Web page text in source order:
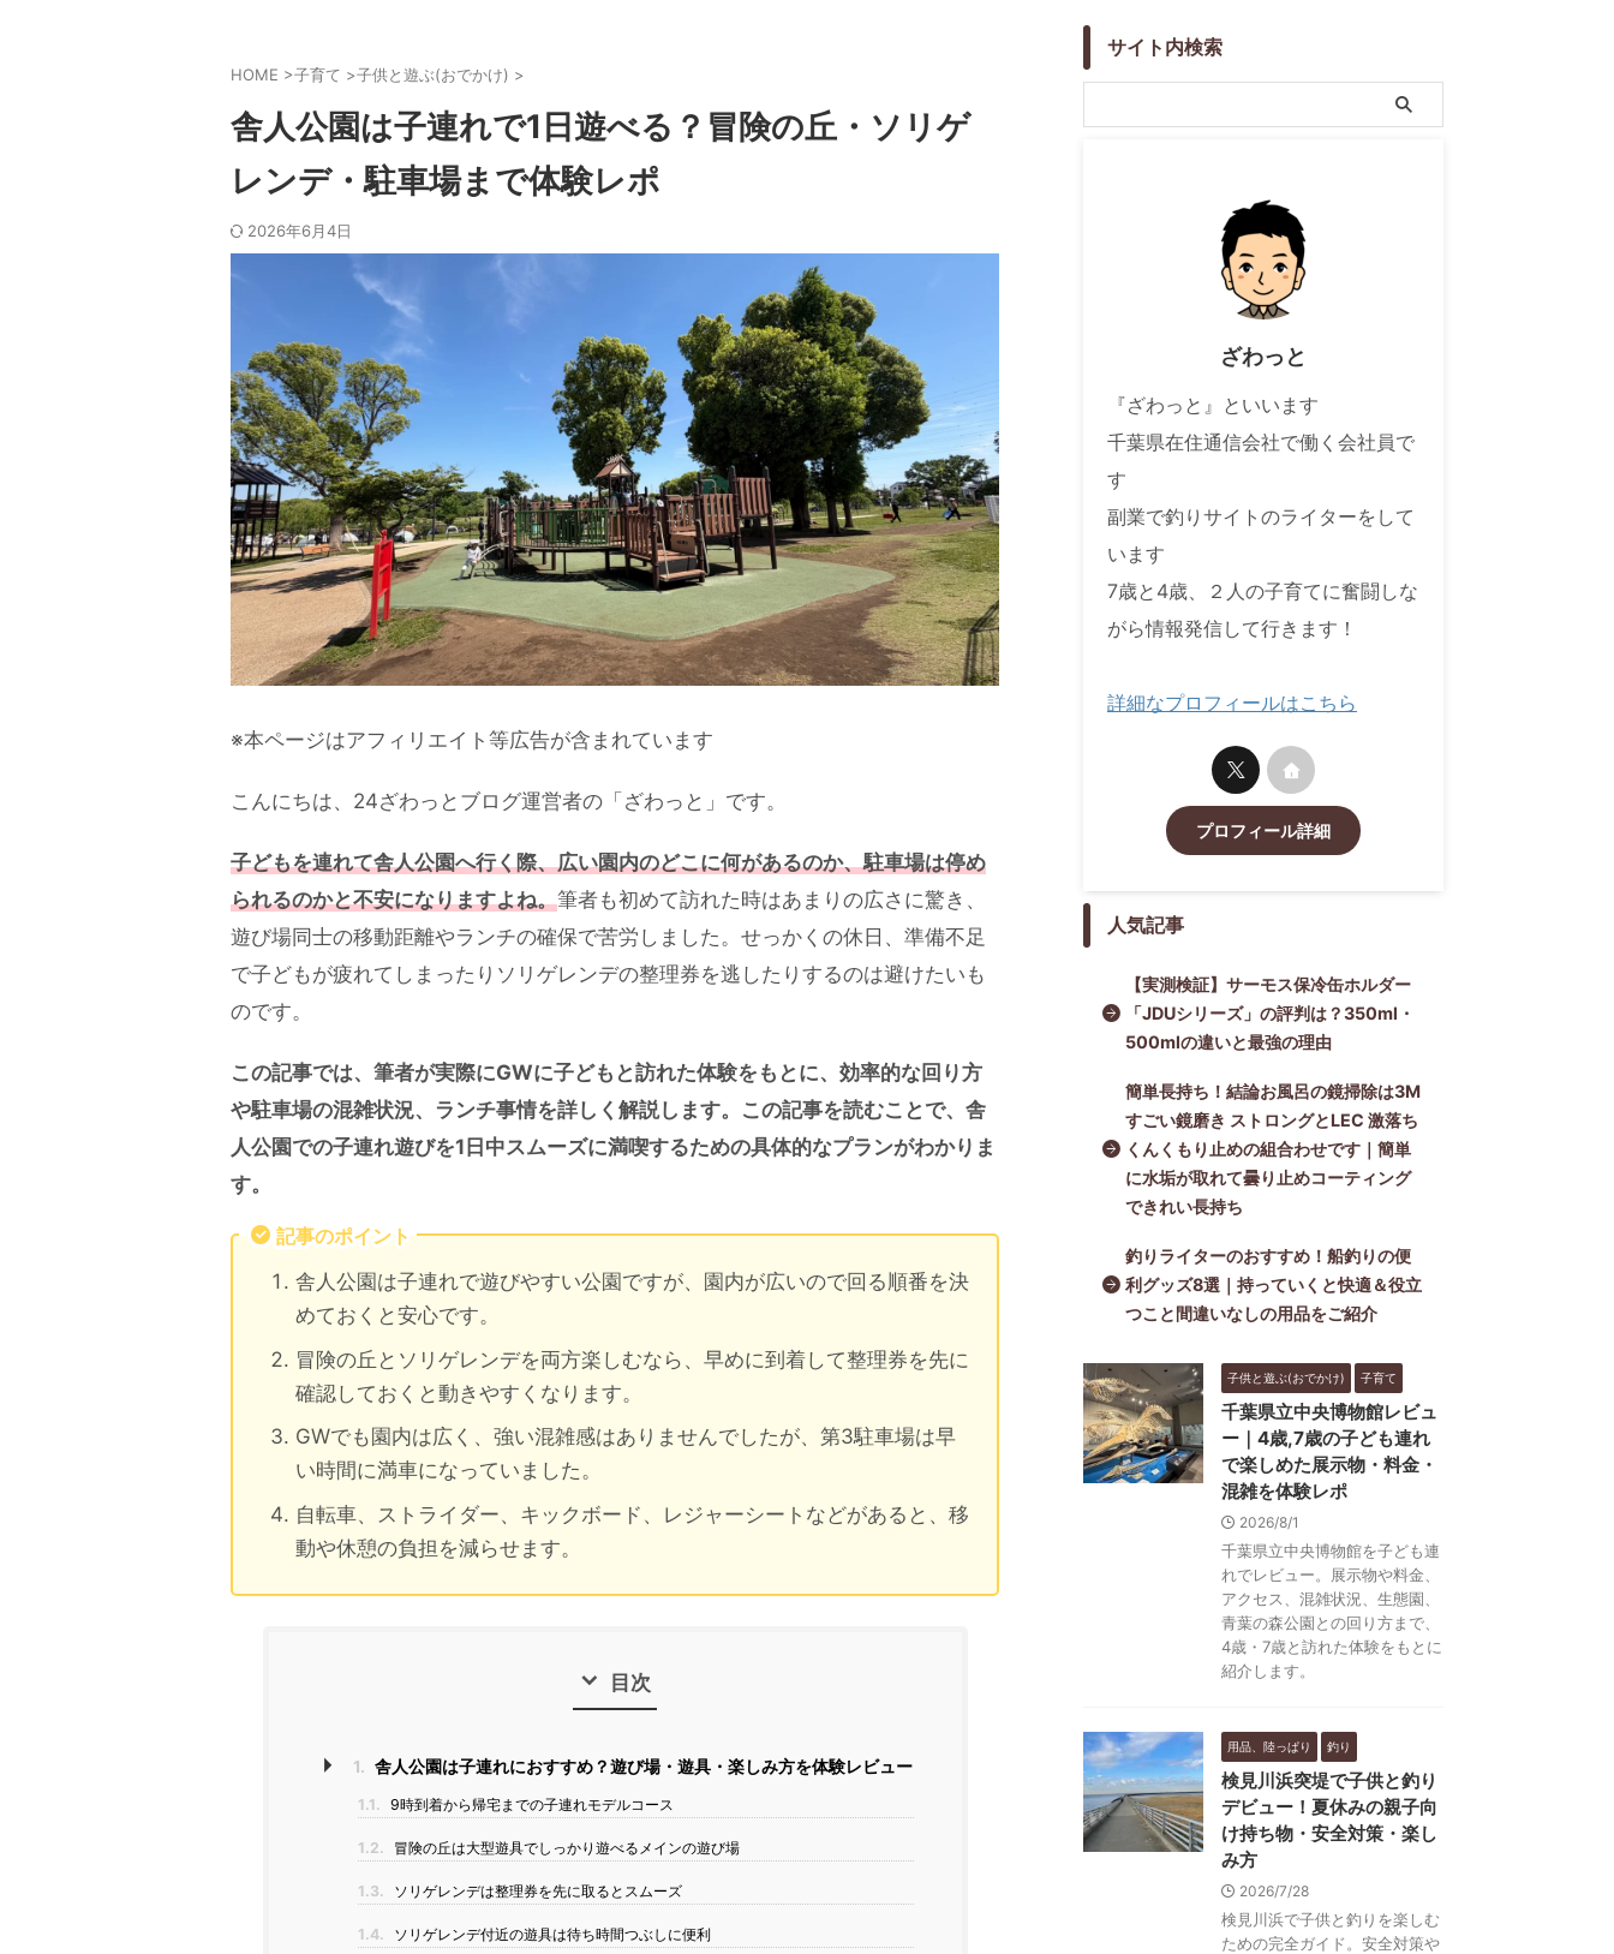
HOME >子育て >子供と遊ぶ(おでかけ) >
舎人公園は子連れで1日遊べる？冒険の丘・ソリゲ
レンデ・駐車場まで体験レポ
2026年6月4日
※本ページはアフィリエイト等広告が含まれています
こんにちは、24ざわっとブログ運営者の「ざわっと」です。
子どもを連れて舎人公園へ行く際、広い園内のどこに何があるのか、駐車場は停め
られるのかと不安になりますよね。筆者も初めて訪れた時はあまりの広さに驚き、
遊び場同士の移動距離やランチの確保で苦労しました。せっかくの休日、準備不足
で子どもが疲れてしまったりソリゲレンデの整理券を逃したりするのは避けたいも
のです。
この記事では、筆者が実際にGWに子どもと訪れた体験をもとに、効率的な回り方
や駐車場の混雑状況、ランチ事情を詳しく解説します。この記事を読むことで、舎
人公園での子連れ遊びを1日中スムーズに満喫するための具体的なプランがわかりま
す。
記事のポイント
舎人公園は子連れで遊びやすい公園ですが、園内が広いので回る順番を決
めておくと安心です。
冒険の丘とソリゲレンデを両方楽しむなら、早めに到着して整理券を先に
確認しておくと動きやすくなります。
GWでも園内は広く、強い混雑感はありませんでしたが、第3駐車場は早
い時間に満車になっていました。
自転車、ストライダー、キックボード、レジャーシートなどがあると、移
動や休憩の負担を減らせます。
目次
1. 舎人公園は子連れにおすすめ？遊び場・遊具・楽しみ方を体験レビュー
1.1. 9時到着から帰宅までの子連れモデルコース
1.2. 冒険の丘は大型遊具でしっかり遊べるメインの遊び場
1.3. ソリゲレンデは整理券を先に取るとスムーズ
1.4. ソリゲレンデ付近の遊具は待ち時間つぶしに便利
サイト内検索
ざわっと
『ざわっと』といいます
千葉県在住通信会社で働く会社員で
す
副業で釣りサイトのライターをして
います
7歳と4歳、２人の子育てに奮闘しな
がら情報発信して行きます！
詳細なプロフィールはこちら
プロフィール詳細
人気記事
【実測検証】サーモス保冷缶ホルダー
「JDUシリーズ」の評判は？350ml・
500mlの違いと最強の理由
簡単長持ち！結論お風呂の鏡掃除は3M
すごい鏡磨き ストロングとLEC 激落ち
くんくもり止めの組合わせです｜簡単
に水垢が取れて曇り止めコーティング
できれい長持ち
釣りライターのおすすめ！船釣りの便
利グッズ8選｜持っていくと快適＆役立
つこと間違いなしの用品をご紹介
子供と遊ぶ(おでかけ) 子育て
千葉県立中央博物館レビュ
ー｜4歳,7歳の子ども連れ
で楽しめた展示物・料金・
混雑を体験レポ
2026/8/1
千葉県立中央博物館を子ども連
れでレビュー。展示物や料金、
アクセス、混雑状況、生態園、
青葉の森公園との回り方まで、
4歳・7歳と訪れた体験をもとに
紹介します。
用品、陸っぱり 釣り
検見川浜突堤で子供と釣り
デビュー！夏休みの親子向
け持ち物・安全対策・楽し
み方
2026/7/28
検見川浜で子供と釣りを楽しむ
ための完全ガイド。安全対策や